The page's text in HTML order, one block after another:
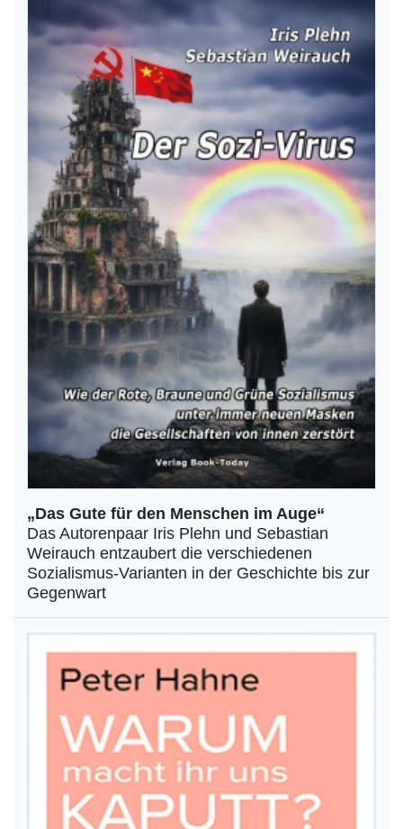
„Das Gute für den Menschen im Auge“
Das Autorenpaar Iris Plehn und Sebastian
Weirauch entzaubert die verschiedenen
Sozialismus-Varianten in der Geschichte bis zur
Gegenwart